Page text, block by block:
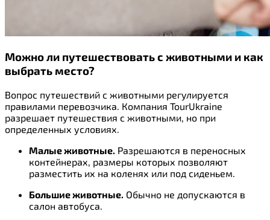
Можно ли путешествовать с животными и как
выбрать место?
Вопрос путешествий с животными регулируется
правилами перевозчика. Компания TourUkraine
разрешает путешествия с животными, но при
определенных условиях.
Малые животные. Разрешаются в переносных
контейнерах, размеры которых позволяют
разместить их на коленях или под сиденьем.
Большие животные. Обычно не допускаются в
салон автобуса.